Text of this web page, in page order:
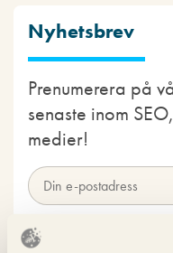
Nyhetsbrev
Prenumerera på
senaste inom
medier!